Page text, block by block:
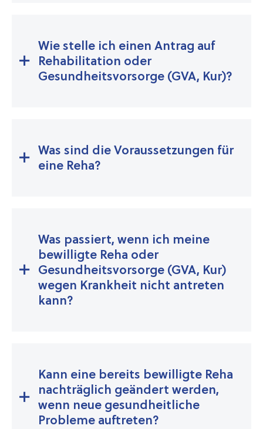
Wie stelle ich einen Antrag auf
Rehabilitation oder
Gesundheitsvorsorge (GVA, Kur)?
Was sind die Voraussetzungen für
eine Reha?
Was passiert, wenn ich meine
bewilligte Reha oder
Gesundheitsvorsorge (GVA, Kur)
wegen Krankheit nicht antreten
kann?
Kann eine bereits bewilligte Reha
nachträglich geändert werden,
wenn neue gesundheitliche
Probleme auftreten?